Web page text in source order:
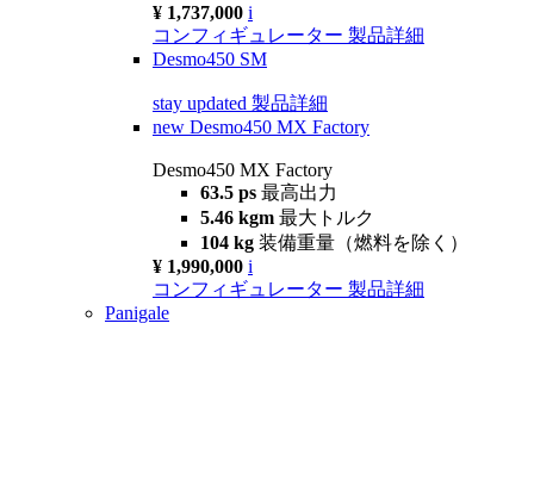
¥ 1,737,000 i
コンフィギュレーター 製品詳細
Desmo450 SM
stay updated 製品詳細
new Desmo450 MX Factory
Desmo450 MX Factory
63.5 ps 最高出力
5.46 kgm 最大トルク
104 kg 装備重量（燃料を除く）
¥ 1,990,000 i
コンフィギュレーター 製品詳細
Panigale